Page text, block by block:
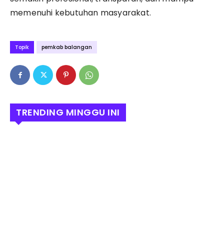
memenuhi kebutuhan masyarakat.
Topik pemkab balangan
TRENDING MINGGU INI